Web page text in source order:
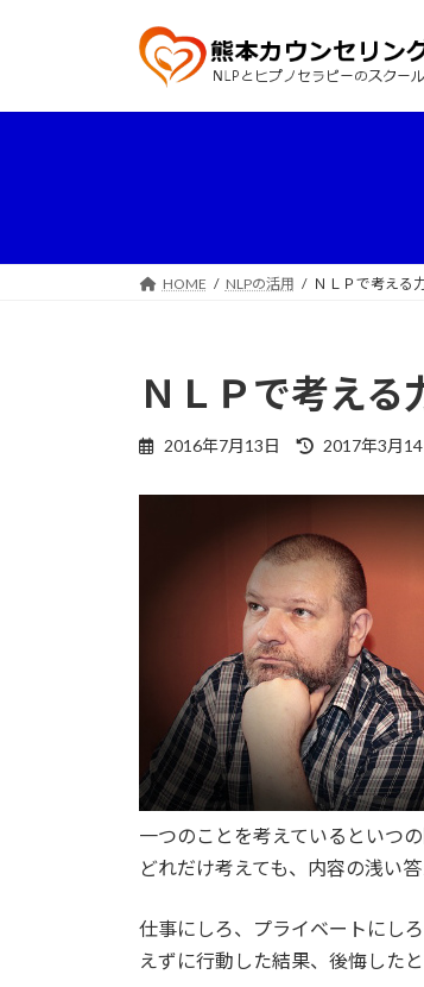
プ
動
HOME NLPの活用 ＮＬＰで考える
ＮＬＰで考える
2016年7月13日
最
日
時
2017年3月14
一つのことを考えているといつ
どれだけ考えても、内容の浅い
仕事にしろ、プライベートにし
えずに行動した結果、後悔した